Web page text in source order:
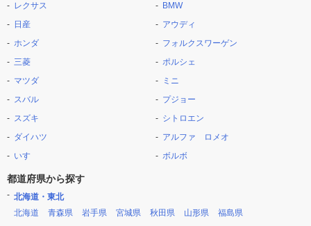
レクサス
日産
ホンダ
三菱
マツダ
スバル
スズキ
ダイハツ
いすゞ
BMW
アウディ
フォルクスワーゲン
ポルシェ
ミニ
プジョー
シトロエン
アルファ ロメオ
ボルボ
都道府県から探す
北海道・東北
北海道
青森県 岩手県 宮城県 秋田県 山形県 福島県